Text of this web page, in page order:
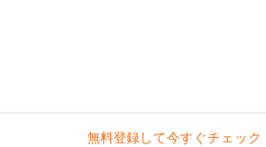
無料登録して今すぐチェック